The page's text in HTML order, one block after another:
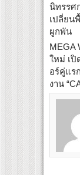
นิทรรศ
เปลี่ยน
ผูกพัน
MEGA
ใหม่ เปิ
อร์คู่แร
งาน